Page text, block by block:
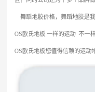
舞蹈地胶价格，舞蹈地胶是
OS 欧氏地板 一样的运动 不一
OS 欧氏地板您值得信赖的运动